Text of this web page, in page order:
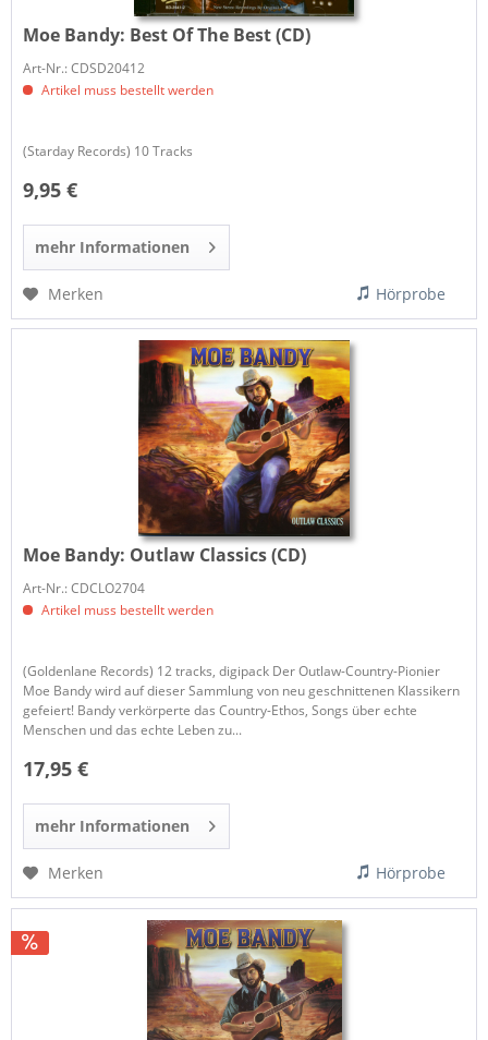
Moe Bandy: Best Of The Best (CD)
Art-Nr.: CDSD20412
Artikel muss bestellt werden
(Starday Records) 10 Tracks
9,95 €
mehr Informationen
Merken Hörprobe
Moe Bandy: Outlaw Classics (CD)
Art-Nr.: CDCLO2704
Artikel muss bestellt werden
(Goldenlane Records) 12 tracks, digipack Der Outlaw-Country-Pionier
Moe Bandy wird auf dieser Sammlung von neu geschnittenen Klassikern
gefeiert! Bandy verkörperte das Country-Ethos, Songs über echte
Menschen und das echte Leben zu...
17,95 €
mehr Informationen
Merken Hörprobe